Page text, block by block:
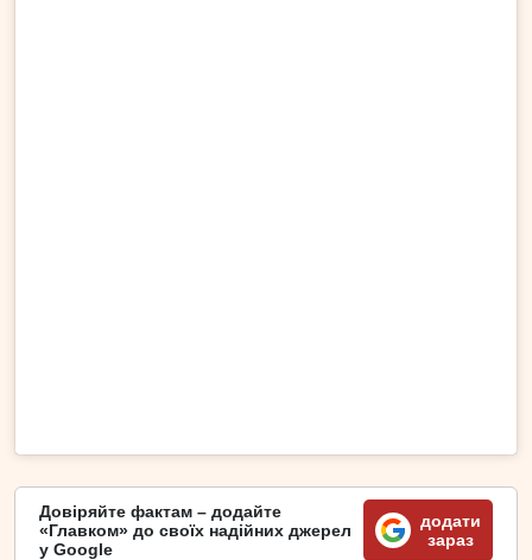
Довіряйте фактам – додайте
«Главком» до своїх надійних джерел
у Google
додати
зараз